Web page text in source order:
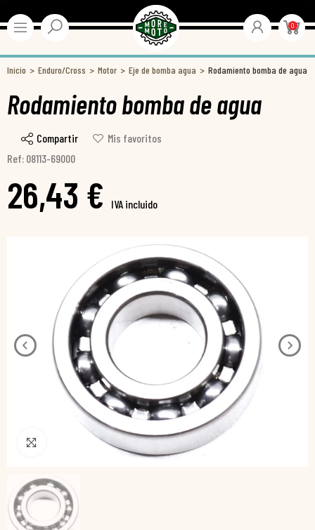
0
Inicio Enduro/Cross Motor Eje de bomba agua Rodamiento bomba de agua
Rodamiento bomba de agua
Compartir
Mis favoritos
Ref: 08113-69000
26,43 € IVA incluido
Pincha para agrandar